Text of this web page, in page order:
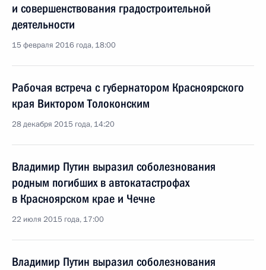
и совершенствования градостроительной
деятельности
15 февраля 2016 года, 18:00
Рабочая встреча с губернатором Красноярского
края Виктором Толоконским
28 декабря 2015 года, 14:20
Владимир Путин выразил соболезнования
родным погибших в автокатастрофах
в Красноярском крае и Чечне
22 июля 2015 года, 17:00
Владимир Путин выразил соболезнования